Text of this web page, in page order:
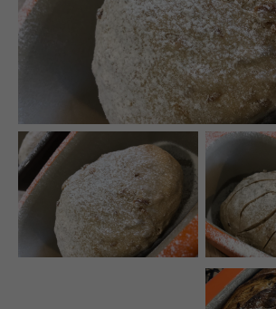
Socials
Auf meinen Social Media Kanälen gibt
Udpates und Bilder!
Schreibt mir!
technikgenuss
Maren Kuçi